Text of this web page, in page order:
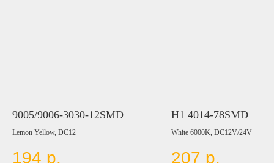
9005/9006-3030-12SMD
Lemon Yellow, DC12
194 р.
H1 4014-78SMD
White 6000K, DC12V/24V
207 р.